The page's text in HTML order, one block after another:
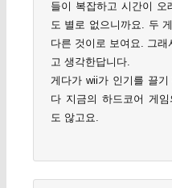
들이 복잡하고 시간이
도 별로 없으니까요. 두
다른 것이로 보여요. 그
고 생각한답니다.
게다가 wii가 인기를 끌
다 지금의 하드코어 게
도 않고요.